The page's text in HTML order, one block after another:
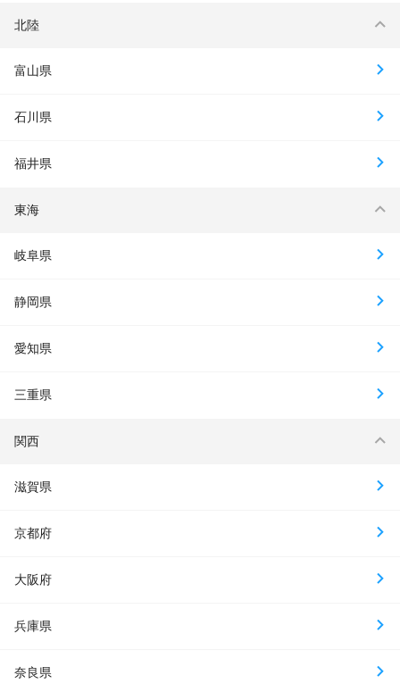
北陸
富山県
石川県
福井県
東海
岐阜県
静岡県
愛知県
三重県
関西
滋賀県
京都府
大阪府
兵庫県
奈良県